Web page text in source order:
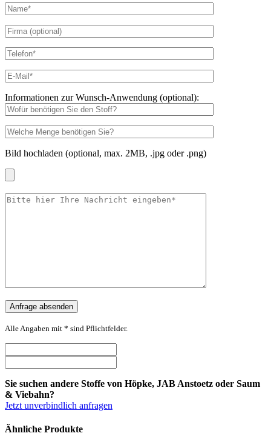
Informationen zur Wunsch-Anwendung (optional):
Bild hochladen (optional, max. 2MB, .jpg oder .png)
Alle Angaben mit * sind Pflichtfelder.
Sie suchen andere Stoffe von Höpke, JAB Anstoetz oder Saum
& Viebahn?
Jetzt unverbindlich anfragen
Ähnliche Produkte